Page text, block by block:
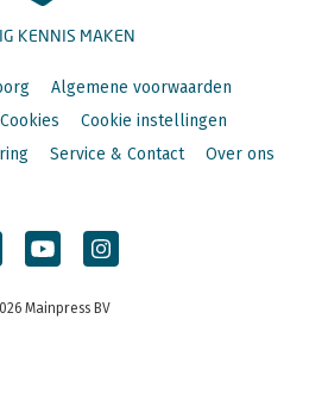
KENNIS MAKEN
Algemene voorwaarden
Cookies
Cookie instellingen
Service & Contact Over ons
Mainpress BV